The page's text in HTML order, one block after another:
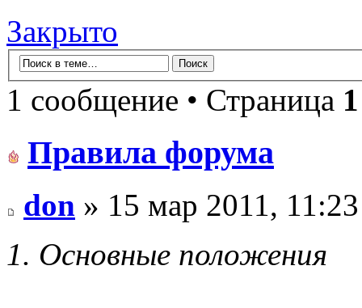
Закрыто
1 сообщение • Страница 1
Правила форума
don » 15 мар 2011, 11:23
1. Основные положения